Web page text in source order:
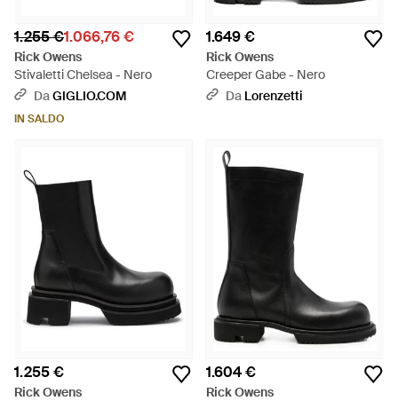
1.255 €1.066,76 €
Rick Owens
Stivaletti Chelsea - Nero
DaGIGLIO.COM
IN SALDO
1.649 €
Rick Owens
Creeper Gabe - Nero
Da Lorenzetti
1.255 €
Rick Owens
1.604 €
Rick Owens